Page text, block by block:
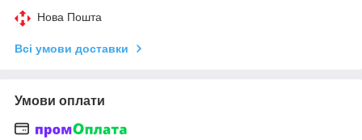
Нова Пошта
Всі умови доставки
Умови оплати